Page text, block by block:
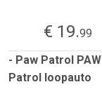
€ 19.99
- Paw Patrol PAW
Patrol loopauto